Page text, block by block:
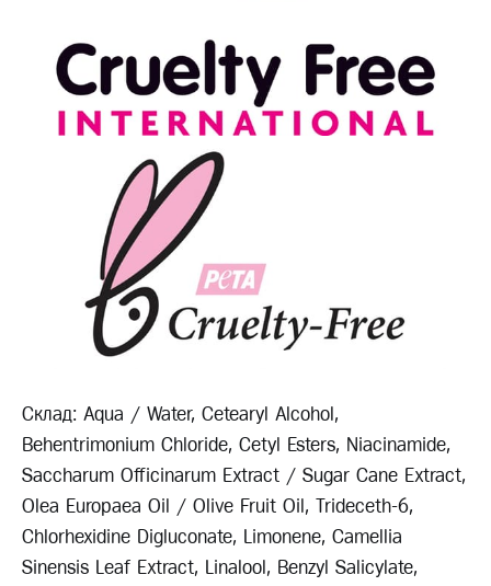
Склад: Aqua / Water, Cetearyl Alcohol,
Behentrimonium Chloride, Cetyl Esters, Niacinamide,
Saccharum Officinarum Extract / Sugar Cane Extract,
Olea Europaea Oil / Olive Fruit Oil, Trideceth-6,
Chlorhexidine Digluconate, Limonene, Camellia
Sinensis Leaf Extract, Linalool, Benzyl Salicylate,